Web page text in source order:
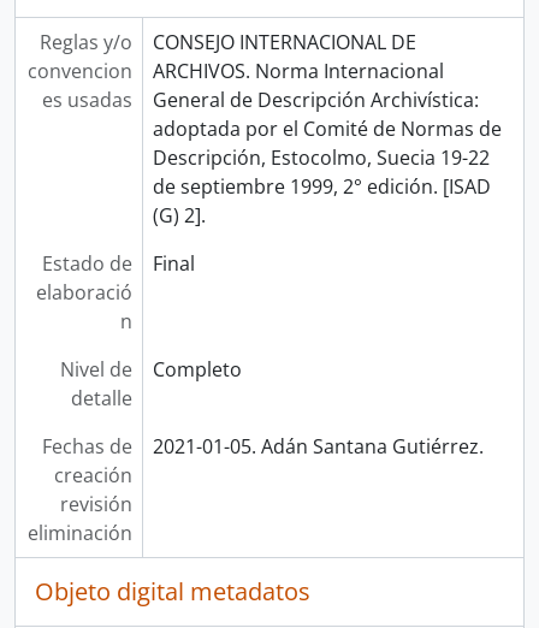
Reglas y/o
convencion
es usadas
CONSEJO INTERNACIONAL DE
ARCHIVOS. Norma Internacional
General de Descripción Archivística:
adoptada por el Comité de Normas de
Descripción, Estocolmo, Suecia 19-22
de septiembre 1999, 2° edición. [ISAD
(G) 2].
Estado de
elaboració
n
Final
Nivel de
detalle
Completo
Fechas de
creación
revisión
eliminación
2021-01-05. Adán Santana Gutiérrez.
Objeto digital metadatos